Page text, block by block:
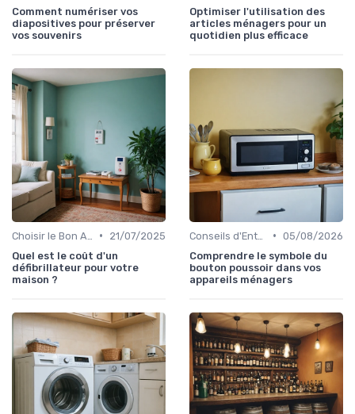
Comment numériser vos
diapositives pour préserver
vos souvenirs
Optimiser l'utilisation des
articles ménagers pour un
quotidien plus efficace
•
21/07/2025
Quel est le coût d'un
défibrillateur pour votre
maison ?
• 05/08/2026
Comprendre le symbole du
bouton poussoir dans vos
appareils ménagers